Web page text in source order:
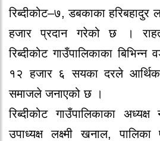
रिब्दीकोट–७, डबकाका हरिबहादुर
हजार प्रदान गरेको छ । राहत
रिब्दीकोट गाउँपालिकाका
१२ हजार ६ सयका दरले आर्थिक
समाजले जनाएको छ ।
रिब्दीकोट गाउँपालिकाका
उपाध्यक्ष लक्ष्मी खनाल,